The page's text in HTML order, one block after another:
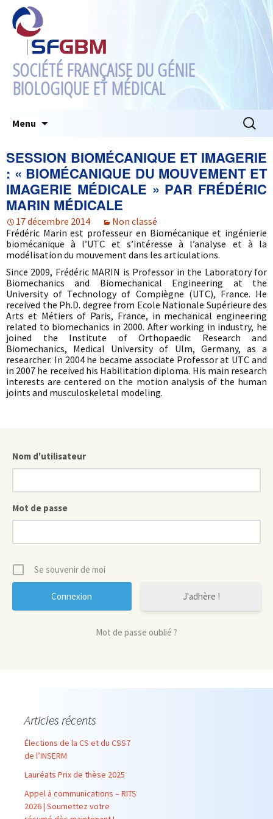
SOCIÉTÉ FRANÇAISE DU GÉNIE
BIOLOGIQUE ET MÉDICAL
Menu
SESSION BIOMÉCANIQUE ET IMAGERIE
: « BIOMÉCANIQUE DU MOUVEMENT ET
IMAGERIE MÉDICALE » PAR FRÉDÉRIC
MARIN MÉDICALE
17 décembre 2014
Non classé
Frédéric Marin est professeur en Biomécanique et ingénierie
biomécanique à l’UTC et s’intéresse à l’analyse et à la
modélisation du mouvement dans les articulations.
Since 2009, Frédéric MARIN is Professor in the Laboratory for
Biomechanics and Biomechanical Engineering at the
University of Technology of Compiègne (UTC), France. He
received the Ph.D. degree from Ecole Nationale Supérieure des
Arts et Métiers of Paris, France, in mechanical engineering
related to biomechanics in 2000. After working in industry, he
joined the Institute of Orthopaedic Research and
Biomechanics, Medical University of Ulm, Germany, as a
researcher. In 2004 he became associate Professor at UTC and
in 2007 he received his Habilitation diploma. His main research
interests are centered on the motion analysis of the human
joints and musculoskeletal modeling.
Nom d'utilisateur
Mot de passe
Se souvenir de moi
J'adhère !
Mot de passe oublié ?
Articles récents
Élections de la CS et du CSS7
de l’INSERM
Lauréats Prix de thèse 2025
Appel à communications – RITS
2026 | Soumettez votre